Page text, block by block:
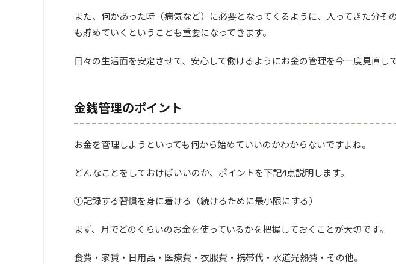
また、何かあった時（病気など）に必要となってくるように、入ってきた分そ
も貯めていくということも重要になってきます。
日々の生活面を安定させて、安心して働けるようにお金の管理を今一度見直し
金銭管理のポイント
お金を管理しようといっても何から始めていいのかわからないですよね。
どんなことをしておけばいいのか、ポイントを下記4点説明します。
①記録する習慣を身に着ける（続けるために最小限にする）
まず、月でどのくらいのお金を使っているかを把握しておくことが大切です。
食費・家賃・日用品・医療費・衣服費・携帯代・水道光熱費・その他。